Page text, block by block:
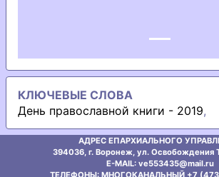
КЛЮЧЕВЫЕ СЛОВА
День православной книги - 2019,
АДРЕС ЕПАРХИАЛЬНОГО
394036, г. Воронеж, ул. Освобождения
E-MAIL: ve553435@mаil.ru
ТЕЛЕФОНЫ: МНОГОКАНАЛЬНЫЙ +7